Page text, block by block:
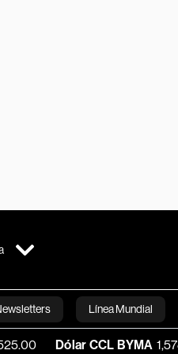
Línea Mundial
Bloomberg
CCL BYMA 1,578.74 BTC/